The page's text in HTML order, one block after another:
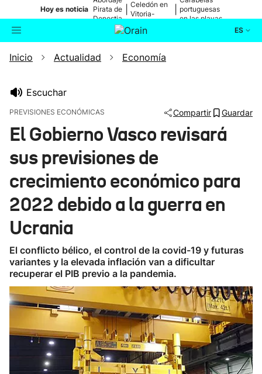
Hoy es noticia Pirata de
Donostia
Celedón en
Vitoria-
portuguesas
en las playas
ES
Buscador Actualidad
Ikusmiran
Eguraldia
Inicio Actualidad Economía
Escuchar
PREVISIONES ECONÓMICAS Compartir Guardar
El Gobierno Vasco revisará
sus previsiones de
crecimiento económico para
2022 debido a la guerra en
Ucrania
El conflicto bélico, el control de la covid-19 y futuras
variantes y la elevada inflación van a dificultar
recuperar el PIB previo a la pandemia.